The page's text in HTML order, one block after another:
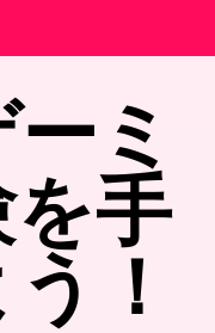
ミ
を手
！